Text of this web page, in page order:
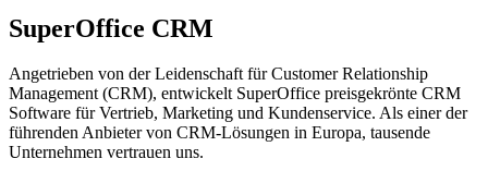
SuperOffice CRM
Angetrieben von der Leidenschaft für Customer Relationship
Management (CRM), entwickelt SuperOffice preisgekrönte CRM
Software für Vertrieb, Marketing und Kundenservice. Als einer der
führenden Anbieter von CRM-Lösungen in Europa, tausende
Unternehmen vertrauen uns.